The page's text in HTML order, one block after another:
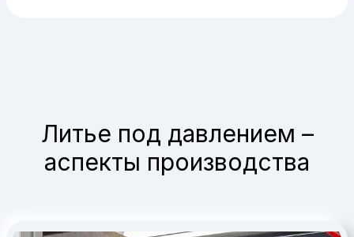
Литье под давлением –
аспекты производства